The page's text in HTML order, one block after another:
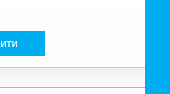
і горизонтально. Пристрій
пофарбований